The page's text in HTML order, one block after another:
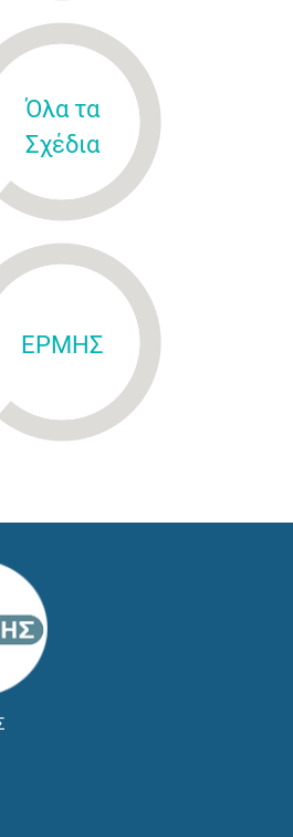
Όλα τα
Σχέδια
ΕΡΜΗΣ